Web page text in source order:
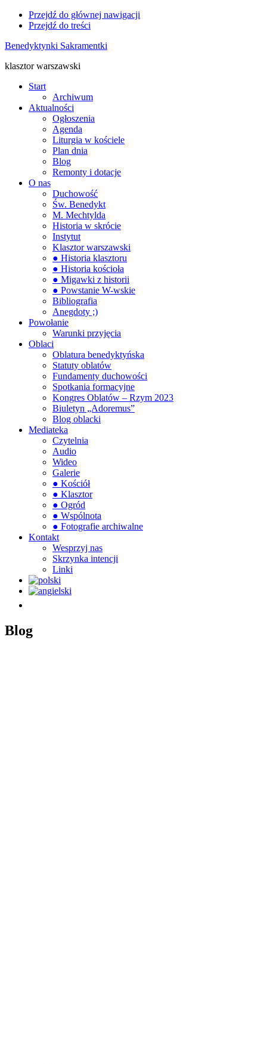
Przejdź do głównej nawigacji
Przejdź do treści
Benedyktynki Sakramentki
klasztor warszawski
Start
Archiwum
Aktualności
Ogłoszenia
Agenda
Liturgia w kościele
Plan dnia
Blog
Remonty i dotacje
O nas
Duchowość
Św. Benedykt
M. Mechtylda
Historia w skrócie
Instytut
Klasztor warszawski
● Historia klasztoru
● Historia kościoła
● Migawki z historii
● Powstanie W-wskie
Bibliografia
Anegdoty ;)
Powołanie
Warunki przyjęcia
Oblaci
Oblatura benedyktyńska
Statuty oblatów
Fundamenty duchowości
Spotkania formacyjne
Kongres Oblatów – Rzym 2023
Biuletyn „Adoremus”
Blog oblacki
Mediateka
Czytelnia
Audio
Wideo
Galerie
● Kościół
● Klasztor
● Ogród
● Wspólnota
● Fotografie archiwalne
Kontakt
Wesprzyj nas
Skrzynka intencji
Linki
Blog